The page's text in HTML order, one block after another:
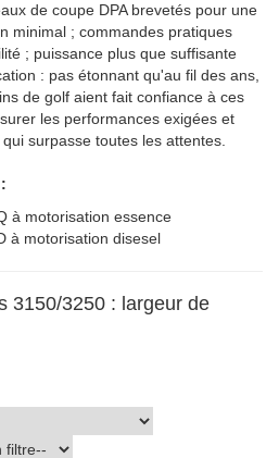
de coupe DPA brevetés pour une
minimal ; commandes pratiques
; puissance plus que suffisante
: pas étonnant qu'au fil des ans,
de golf aient fait confiance à ces
les performances exigées et
surpasse toutes les attentes.
à motorisation essence
à motorisation disesel
3150/3250 : largeur de